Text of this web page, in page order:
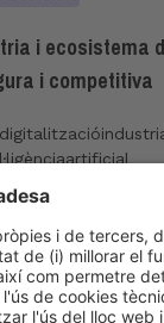
i ecosistema
i competitiva
l'activitat durant